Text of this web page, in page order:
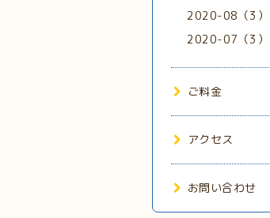
2020-08（3）
2020-07（3）
ご料金
アクセス
お問い合わせ